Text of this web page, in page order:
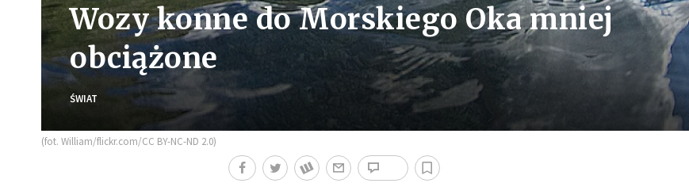
Wozy konne do Morskiego Oka mniej
obciążone
ŚWIAT
(fot. William/flickr.com/CC BY-NC-ND 2.0)